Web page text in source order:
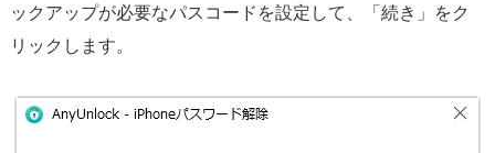
ックアップが必要なパスコードを設定して、「続き」をク
リックします。